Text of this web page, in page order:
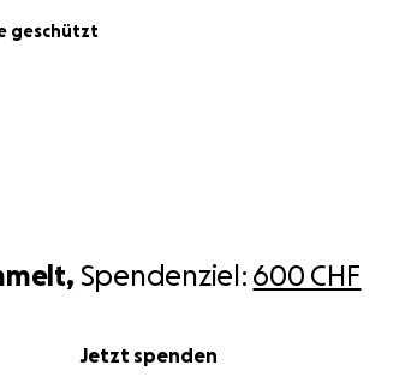
Spendenziel: 600 CHF
Jetzt spenden
betonen, dass wir der
danken für das Vertrauen und dafür, dass
jedes Teilen dieser Kampagne und jedes
❤️
geschützt